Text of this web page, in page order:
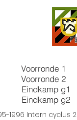
Voorronde 1
Voorronde 2
Eindkamp g1
Eindkamp g2
1996 Intern cyclus 2